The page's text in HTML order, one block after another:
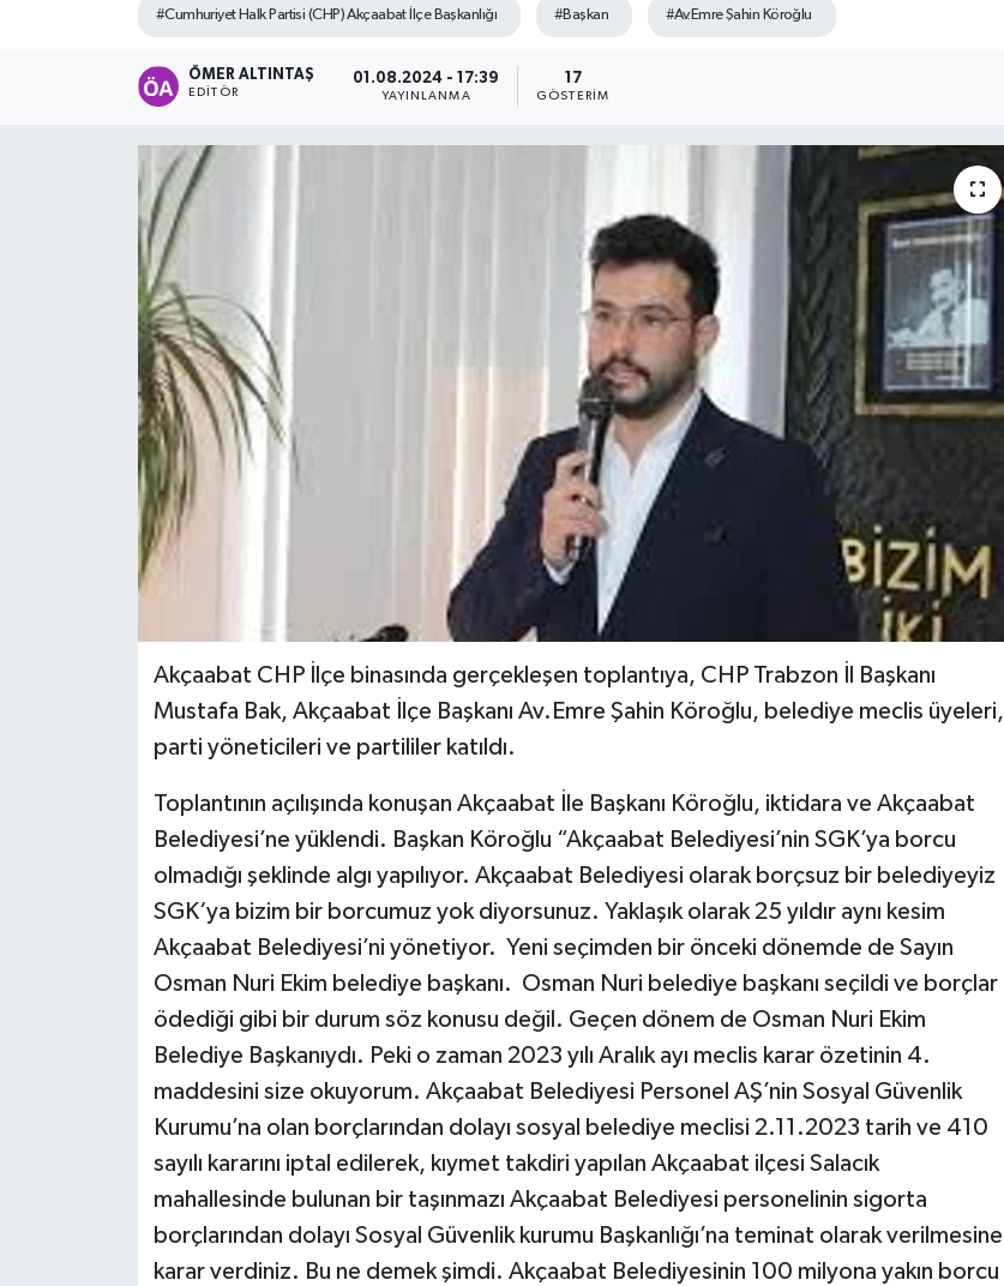
#Cumhuriyet Halk Partisi (CHP) Akçaabat İlçe Başkanlığı #Başkan #Av.Emre Şahin Köroğlu
ÖMER ALTINTAŞ
EDITÖR
01.08.2024 - 17:39
YAYINLANMA
17
GÖSTERIM
Akçaabat CHP İlçe binasında gerçekleşen toplantıya, CHP Trabzon İl Başkanı
Mustafa Bak, Akçaabat İlçe Başkanı Av.Emre Şahin Köroğlu, belediye meclis üyeleri,
parti yöneticileri ve partililer katıldı.
Toplantının açılışında konuşan Akçaabat İle Başkanı Köroğlu, iktidara ve Akçaabat
Belediyesi’ne yüklendi. Başkan Köroğlu “Akçaabat Belediyesi’nin SGK’ya borcu
olmadığı şeklinde algı yapılıyor. Akçaabat Belediyesi olarak borçsuz bir belediyeyiz
SGK‘ya bizim bir borcumuz yok diyorsunuz. Yaklaşık olarak 25 yıldır aynı kesim
Akçaabat Belediyesi’ni yönetiyor. Yeni seçimden bir önceki dönemde de Sayın
Osman Nuri Ekim belediye başkanı. Osman Nuri belediye başkanı seçildi ve borçlar
ödediği gibi bir durum söz konusu değil. Geçen dönem de Osman Nuri Ekim
Belediye Başkanıydı. Peki o zaman 2023 yılı Aralık ayı meclis karar özetinin 4.
maddesini size okuyorum. Akçaabat Belediyesi Personel AŞ’nin Sosyal Güvenlik
Kurumu’na olan borçlarından dolayı sosyal belediye meclisi 2.11.2023 tarih ve 410
sayılı kararını iptal edilerek, kıymet takdiri yapılan Akçaabat ilçesi Salacık
mahallesinde bulunan bir taşınmazı Akçaabat Belediyesi personelinin sigorta
borçlarından dolayı Sosyal Güvenlik kurumu Başkanlığı’na teminat olarak verilmesine
karar verdiniz. Bu ne demek şimdi. Akçaabat Belediyesinin 100 milyona yakın borcu